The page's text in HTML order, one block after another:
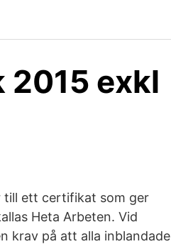
2015 exkl
till ett certifikat som ger
Heta Arbeten. Vid
krav på att alla inblandade